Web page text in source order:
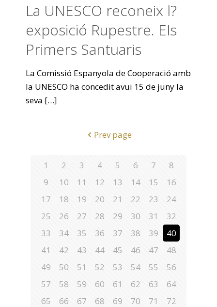
La UNESCO reconeix l?
exposició Rupestre. Els
Primers Santuaris
La Comissió Espanyola de Cooperació amb
la UNESCO ha concedit avui 15 de juny la
seva […]
Prev page
1 2 3 4 5 6 7
8
9
10 11 12 13 14 15
16
17
18 19 20 21 22 23
24
25
26 27 28 29 30 31
32
33
34 35 36 37 38 39
40
41
42 43 44 45 46 47
48
49
50 51 52 53 54 55
56
57
58 59 60 61 62 63
64
65
66 67 68 69 70 71
72